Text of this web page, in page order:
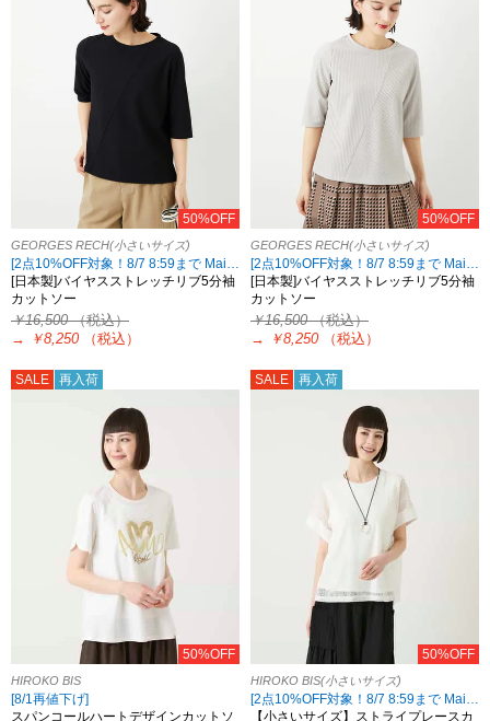
50%OFF
GEORGES RECH(小さいサイズ)
[2点10%OFF対象！8/7 8:59まで Maison de CINQ限定]
[日本製]バイヤスストレッチリブ5分袖
カットソー
￥16,500（税込）
→
￥8,250 （税込）
50%OFF
GEORGES RECH(小さいサイズ)
[2点10%OFF対象！8/7 8:59まで Maison de CINQ限定]
[日本製]バイヤスストレッチリブ5分袖
カットソー
￥16,500（税込）
→
￥8,250 （税込）
SALE 再入荷
50%OFF
HIROKO BIS
[8/1再値下げ]
スパンコールハートデザインカットソ
SALE 再入荷
50%OFF
HIROKO BIS(小さいサイズ)
[2点10%OFF対象！8/7 8:59まで Maison de CINQ限定]
【小さいサイズ】ストライプレースカ